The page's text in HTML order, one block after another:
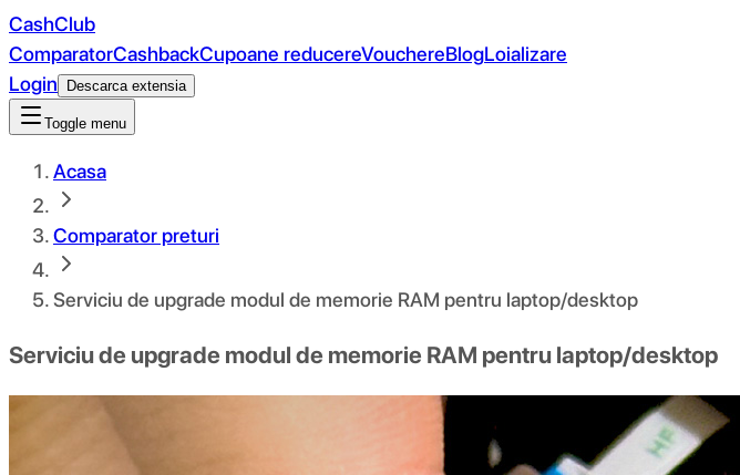
CashClub
ComparatorCashbackCupoane reducereVouchereBlogLoializare
Login
Descarca extensia
Toggle menu
Acasa
Comparator preturi
Serviciu de upgrade modul de memorie RAM pentru laptop/desktop
Serviciu de upgrade modul de memorie RAM pentru laptop/desktop